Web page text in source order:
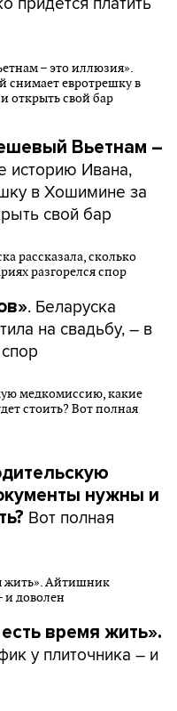
Вьетнам –
историю Ивана,
в Хошимине за
свой бар
. Беларуска
на свадьбу, – в
нужны и
Вот полная
время жить».
у плиточника – и